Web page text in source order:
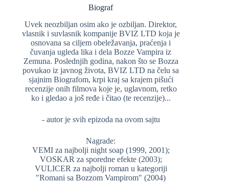
Biograf
Uvek neozbiljan osim ako je ozbiljan. Direktor,
vlasnik i suvlasnik kompanije BVIZ LTD koja je
osnovana sa ciljem obeležavanja, praćenja i
čuvanja ugleda lika i dela Bozze Vampira iz
Zemuna. Poslednjih godina, nakon što se Bozza
povukao iz javnog života, BVIZ LTD na čelu sa
sjajnim Biografom, krpi kraj sa krajem pišući
recenzije onih filmova koje je, uglavnom, retko
ko i gledao a još ređe i čitao (te recenzije)...
- autor je svih epizoda na ovom sajtu
Nagrade:
VEMI za najbolji night soap (1999, 2001);
VOSKAR za sporedne efekte (2003);
VULICER za najbolji roman u kategoriji
"Romani sa Bozzom Vampirom" (2004)